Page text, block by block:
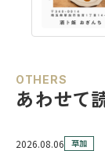
OTHERS
あわせて
2026.08.06 草加